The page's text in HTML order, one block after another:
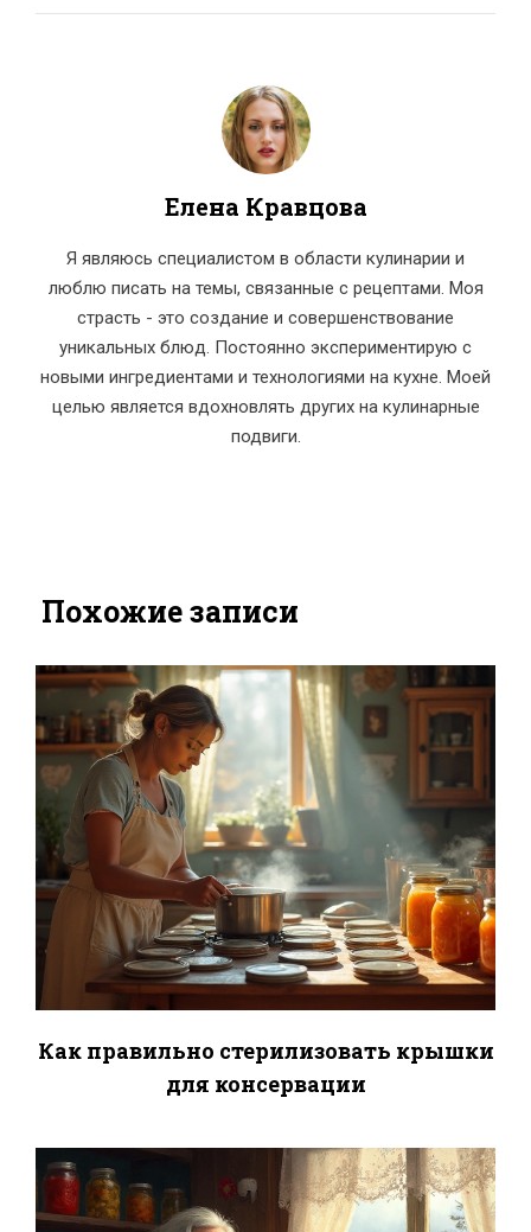
Елена Кравцова
Я являюсь специалистом в области кулинарии и
люблю писать на темы, связанные с рецептами. Моя
страсть - это создание и совершенствование
уникальных блюд. Постоянно экспериментирую с
новыми ингредиентами и технологиями на кухне. Моей
целью является вдохновлять других на кулинарные
подвиги.
Похожие записи
Как правильно стерилизовать крышки
для консервации